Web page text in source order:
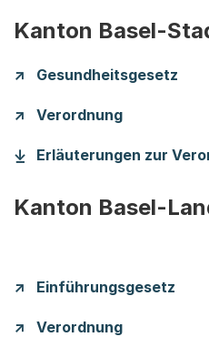
Kanton Basel-
Gesundheitsgesetz
Verordnung
Erläuterungen zur
Kanton Basel-
Einführungsgesetz
Verordnung